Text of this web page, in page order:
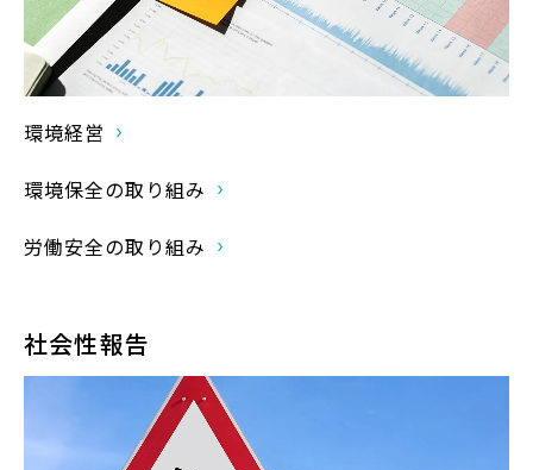
環境経営
環境保全の取り組み
労働安全の取り組み
社会性報告